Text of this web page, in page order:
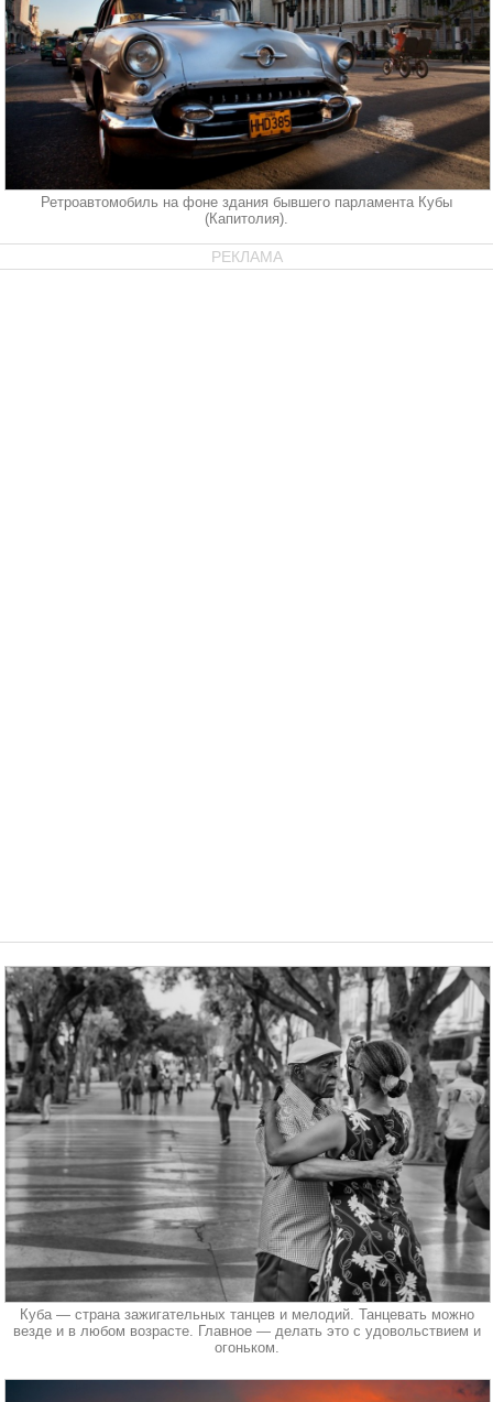
Ретроавтомобиль на фоне здания бывшего парламента Кубы
(Капитолия).
РЕКЛАМА
Куба — страна зажигательных танцев и мелодий. Танцевать можно
везде и в любом возрасте. Главное — делать это с удовольствием и
огоньком.